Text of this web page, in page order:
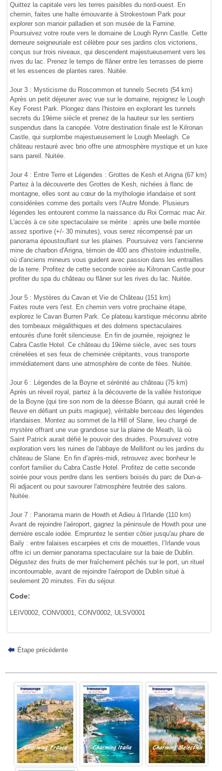
Quittez la capitale vers les terres paisibles du nord-ouest. En
chemin, faites une halte émouvante à Strokestown Park pour
explorer son manoir palladien et son musée de la Famine.
Poursuivez votre route vers le domaine de Lough Rynn Castle. Cette
demeure seigneuriale est célèbre pour ses jardins clos victoriens,
conçus sur trois niveaux, qui descendent majestueusement vers les
rives du lac. Prenez le temps de flâner entre les terrasses de pierre
et les essences de plantes rares. Nuitée.
Jour 3 : Mysticisme du Roscommon et tunnels Secrets (54 km)
Après un petit déjeuner avec vue sur le domaine, rejoignez le Lough
Key Forest Park. Plongez dans l'histoire en explorant les tunnels
secrets du 19ème siècle et prenez de la hauteur sur les sentiers
suspendus dans la canopée. Votre destination finale est le Kilronan
Castle, qui surplombe majestueusement le Lough Meelagh. Ce
château restauré avec brio offre une atmosphère mystique et un luxe
sans pareil. Nuitée.
Jour 4 : Entre Terre et Légendes : Grottes de Kesh et Arigna (67 km)
Partez à la découverte des Grottes de Kesh, nichées à flanc de
montagne, elles sont au cœur de la mythologie irlandaise et sont
considérées comme des portails vers l'Autre Monde. Plusieurs
légendes les entourent comme la naissance du Roi Cormac mac Air.
L'accès à ce site spectaculaire se mérite : après une belle montée
assez sportive (+/- 30 minutes), vous serez récompensé par un
panorama époustouflant sur les plaines. Poursuivez vers l'ancienne
mine de charbon d'Arigna, témoin de 400 ans d'histoire industrielle,
où d'anciens mineurs vous guident avec passion dans les entrailles
de la terre. Profitez de cette seconde soirée au Kilronan Castle pour
profiter du spa du château ou flâner sur les rives du lac. Nuitée.
Jour 5 : Mystères du Cavan et Vie de Château (151 km)
Faites route vers l'est. En chemin vers votre prochaine étape,
explorez le Cavan Burren Park. Ce plateau karstique méconnu abrite
des tombeaux mégalithiques et des dolmens spectaculaires
entourés d'une forêt silencieuse. En fin de journée, rejoignez le
Cabra Castle Hotel. Ce château du 19ème siècle, avec ses tours
crénelées et ses feux de cheminée crépitants, vous transporte
immédiatement dans une atmosphère de conte de fées. Nuitée.
Jour 6 : Légendes de la Boyne et sérénité au château (75 km)
Après un réveil royal, partez à la découverte de la vallée historique
de la Boyne (qui tire son nom de la déesse Bóann, qui aurait créé le
fleuve en défiant un puits magique), véritable berceau des légendes
irlandaises. Montez au sommet de la Hill of Slane, lieu chargé de
mystère offrant une vue grandiose sur la plaine de Meath, là où
Saint Patrick aurait défié le pouvoir des druides. Poursuivez votre
exploration vers les ruines de l'abbaye de Mellifont ou les jardins du
château de Slane. En fin d’après-midi, retrouvez avec bonheur le
confort familier du Cabra Castle Hotel. Profitez de cette seconde
soirée pour vous perdre dans les sentiers boisés du parc de Dun-a-
Ri adjacent ou pour savourer l'atmosphère feutrée des salons.
Nuitée.
Jour 7 : Panorama marin de Howth et Adieu à l'Irlande (110 km)
Avant de rejoindre l'aéroport, gagnez la péninsule de Howth pour une
dernière escale iodée. Empruntez le sentier côtier jusqu'au phare de
Baily : entre falaises escarpées et cris de mouettes, l’Irlande vous
offre ici un dernier panorama spectaculaire sur la baie de Dublin.
Dégustez des fruits de mer fraîchement pêchés sur le port, un rituel
incontournable, avant de rejoindre l'aéroport de Dublin situé à
seulement 20 minutes. Fin du séjour.
Code:
LEIV0002, CONV0001, CONV0002, ULSV0001
Étape précédente